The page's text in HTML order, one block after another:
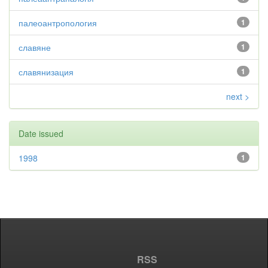
1
палеоантропология
1
славяне
1
славянизация
next >
Date issued
1
1998
RSS